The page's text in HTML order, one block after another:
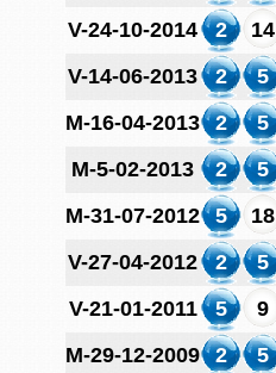
V-24-10-2014
2 14
V-14-06-2013
2 5
M-16-04-2013
2 5
M-5-02-2013
2 5
M-31-07-2012
5 18
V-27-04-2012
2 5
V-21-01-2011
5 9
M-29-12-2009
2 5